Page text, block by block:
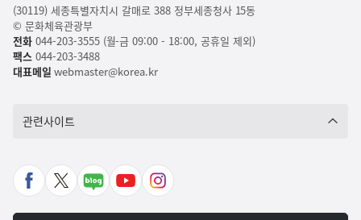
(30119) 세종특별자치시 갈매로 388 정부세종청사 15동
© 문화체육관광부
전화044-203-3555 (월-금 09:00 - 18:00, 공휴일 제외)
팩스 044-203-3488
대표메일 webmaster@korea.kr
관련사이트
페
X
네
유
인